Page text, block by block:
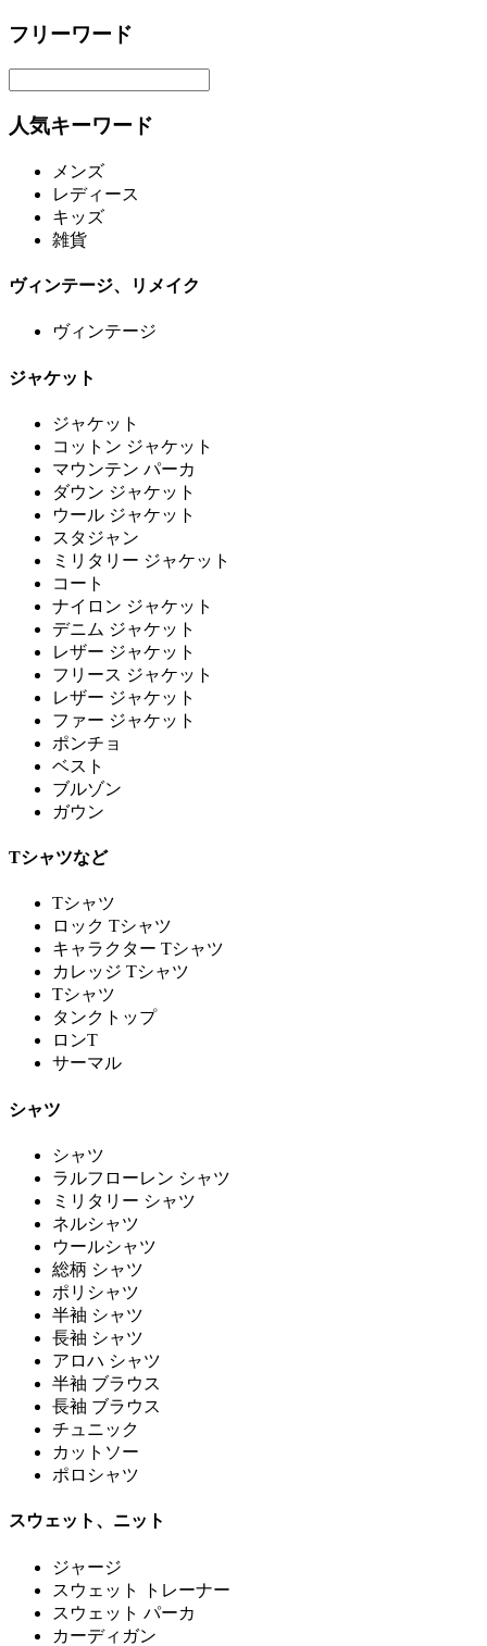
フリーワード
人気キーワード
メンズ
レディース
キッズ
雑貨
ヴィンテージ、リメイク
ヴィンテージ
ジャケット
ジャケット
コットン ジャケット
マウンテン パーカ
ダウン ジャケット
ウール ジャケット
スタジャン
ミリタリー ジャケット
コート
ナイロン ジャケット
デニム ジャケット
レザー ジャケット
フリース ジャケット
レザー ジャケット
ファー ジャケット
ポンチョ
ベスト
ブルゾン
ガウン
Tシャツなど
Tシャツ
ロック Tシャツ
キャラクター Tシャツ
カレッジ Tシャツ
Tシャツ
タンクトップ
ロンT
サーマル
シャツ
シャツ
ラルフローレン シャツ
ミリタリー シャツ
ネルシャツ
ウールシャツ
総柄 シャツ
ポリシャツ
半袖 シャツ
長袖 シャツ
アロハ シャツ
半袖 ブラウス
長袖 ブラウス
チュニック
カットソー
ポロシャツ
スウェット、ニット
ジャージ
スウェット トレーナー
スウェット パーカ
カーディガン